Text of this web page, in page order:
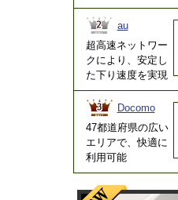
au
超高速ネットワー
クにより、安定し
た下り速度を実現
Docomo
47都道府県の広い
エリアで、快適に
利用可能